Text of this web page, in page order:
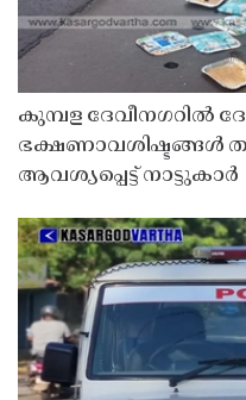
കുമ്പള ദേവീനഗറിൽ
ഭക്ഷണാവശിഷ്ടങ്ങൾ
ആവശ്യപ്പെട്ട് നാട്ടുകാർ